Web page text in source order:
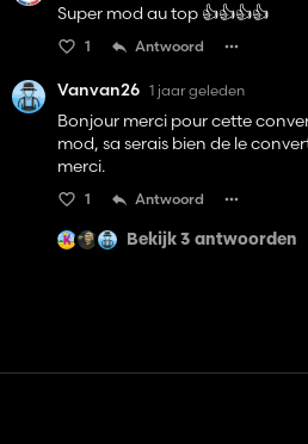
Super mod au top 👍️👍️👍️👍️
1 Antwoord
Vanvan26 1 jaar geleden
Bonjour merci pour cette
mod, sa serais bien de le
merci.
1 Antwoord
Bekijk 3 antwoorden